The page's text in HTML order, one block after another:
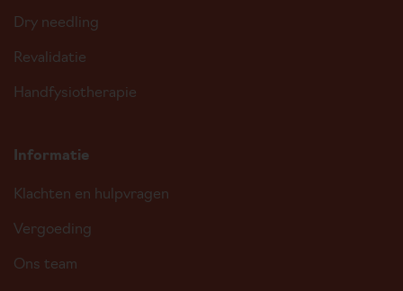
Dry needling
Revalidatie
Handfysiotherapie
Informatie
Klachten en hulpvragen
Vergoeding
Ons team